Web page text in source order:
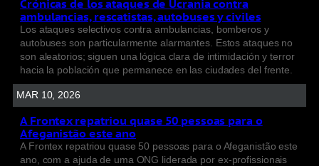
Crónicas de los ataques de Ucrania contra
ambulancias, rescatistas, autobuses y civiles
Los ataques selectivos contra ambulancias, bomberos y
autobuses son particularmente alarmantes. Estos ataques no
son aleatorios; siguen una lógica clara de intimidación y terror
hacia la población que permanece en las ciudades del frente.
MAR 10, 2026
A Frontex repatriou quase 50 pessoas para o
Afeganistão este ano
A Frontex repatriou quase 50 pessoas para o Afeganistão este
ano, com a ajuda de uma ONG liderada por ex-profissionais